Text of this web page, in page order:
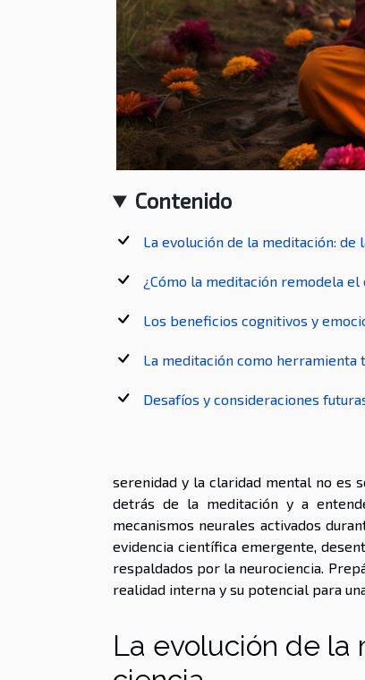
Contenido
La evolución de la meditación: de
¿Cómo la meditación remodela el
Los beneficios cognitivos y
La meditación como herramienta
Desafíos y consideraciones
serenidad y la claridad mental no es
detrás de la meditación y a
mecanismos neurales activados
evidencia científica emergente,
respaldados por la neurociencia.
realidad interna y su potencial para
La evolución de la